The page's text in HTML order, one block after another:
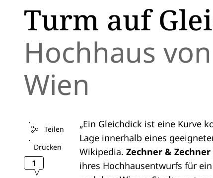
Turm auf
Hochhaus
Wien
Teilen
Drucken
1
„Ein Gleichdick ist eine Kurve
Lage innerhalb eines
Wikipedia. Zechner & Zechner
ihres Hochhausentwurfs für